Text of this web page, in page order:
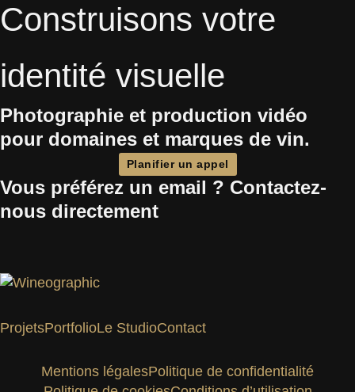
Construisons votre
identité visuelle
Photographie et production vidéo
pour domaines et marques de vin.
Planifier un appel
Vous préférez un email ? Contactez-
nous directement
ProjetsPortfolioLe StudioContact
Mentions légalesPolitique de confidentialité